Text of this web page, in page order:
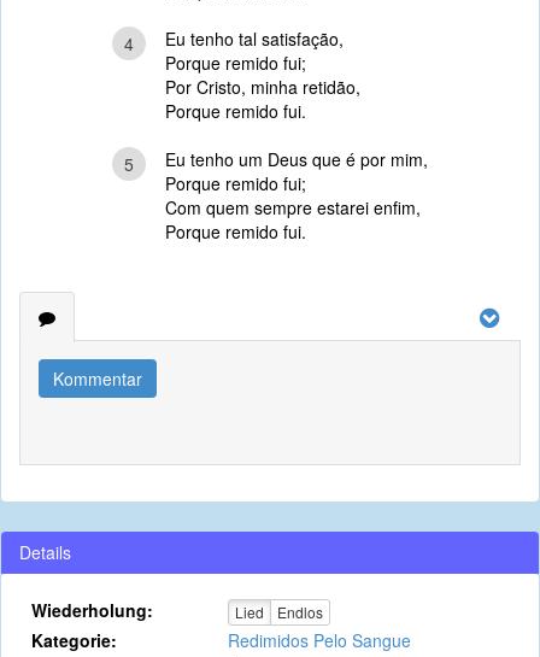
4
Eu tenho tal satisfação,
Porque remido fui;
Por Cristo, minha retidão,
Porque remido fui.
5
Eu tenho um Deus que é por mim,
Porque remido fui;
Com quem sempre estarei enfim,
Porque remido fui.
Kommentar
Details
Wiederholung: Lied Endlos
Kategorie:
Redimidos Pelo Sangue